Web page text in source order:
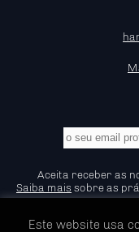
Aceita receber as
Saiba mais sobre as
Este website usa